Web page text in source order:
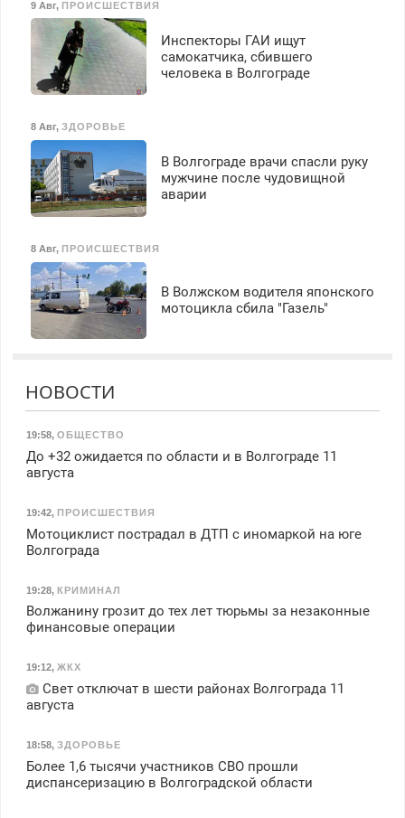
9 Авг, ПРОИСШЕСТВИЯ
Инспекторы ГАИ ищут
самокатчика, сбившего
человека в Волгограде
8 Авг, ЗДОРОВЬЕ
В Волгограде врачи спасли руку
мужчине после чудовищной
аварии
8 Авг, ПРОИСШЕСТВИЯ
В Волжском водителя японского
мотоцикла сбила "Газель"
НОВОСТИ
19:58, ОБЩЕСТВО
До +32 ожидается по области и в Волгограде 11
августа
19:42, ПРОИСШЕСТВИЯ
Мотоциклист пострадал в ДТП с иномаркой на юге
Волгограда
19:28, КРИМИНАЛ
Волжанину грозит до тех лет тюрьмы за незаконные
финансовые операции
19:12, ЖКХ
Свет отключат в шести районах Волгограда 11
августа
18:58, ЗДОРОВЬЕ
Более 1,6 тысячи участников СВО прошли
диспансеризацию в Волгоградской области